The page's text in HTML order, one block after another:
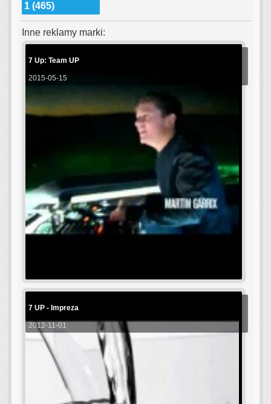
1 (465)
Inne reklamy marki:
7 Up: Team UP
2015-05-15
7 UP - Impreza
2012-11-01